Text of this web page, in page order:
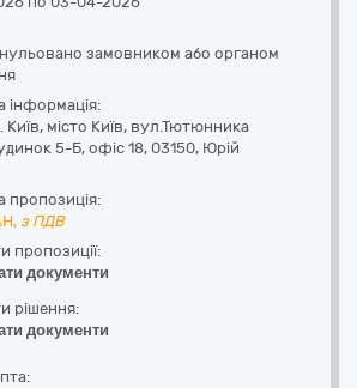
замовником або органом
інформація:
Київ, місто Київ, вул.Тютюнника
5-Б, офіс 18, 03150, Юрій
пропозиція:
з ПДВ
пропозиції:
документи
рішення:
документи